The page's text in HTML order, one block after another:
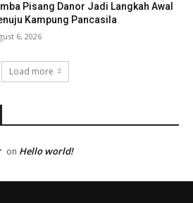
Pisang Danor Jadi Langkah Awal
Kampung Pancasila
6, 2026
Load more
on Hello world!